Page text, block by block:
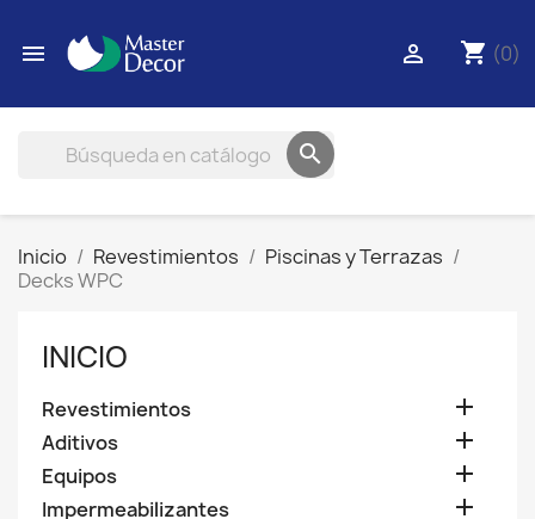
 shopping_cart (0)


Inicio Revestimientos
Piscinas y Terrazas
Decks WPC
INICIO
Revestimientos 
Aditivos 
Equipos 
Impermeabilizantes 